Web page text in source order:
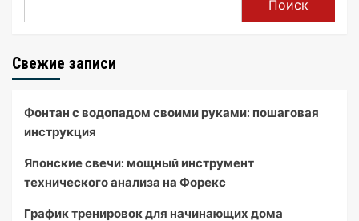
Поиск
Свежие записи
Фонтан с водопадом своими руками: пошаговая
инструкция
Японские свечи: мощный инструмент
технического анализа на Форекс
График тренировок для начинающих дома